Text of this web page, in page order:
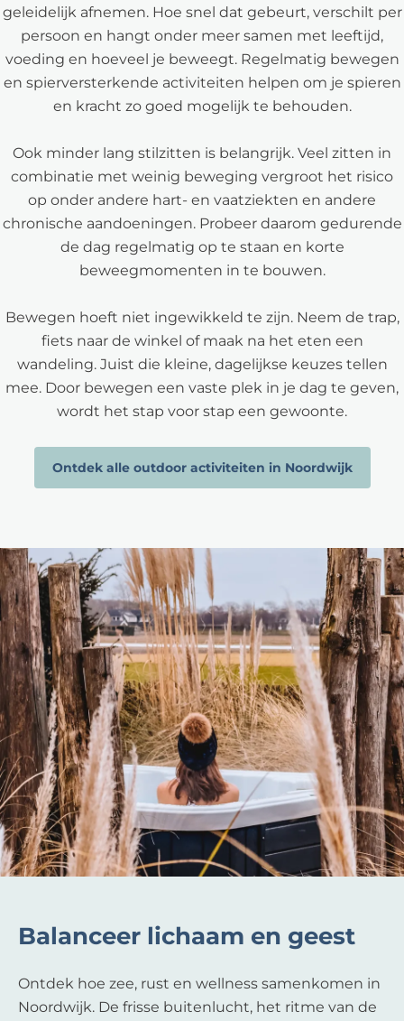
geleidelijk afnemen. Hoe snel dat gebeurt, verschilt per
persoon en hangt onder meer samen met leeftijd,
voeding en hoeveel je beweegt. Regelmatig bewegen
en spierversterkende activiteiten helpen om je spieren
en kracht zo goed mogelijk te behouden.
Ook minder lang stilzitten is belangrijk. Veel zitten in
combinatie met weinig beweging vergroot het risico
op onder andere hart- en vaatziekten en andere
chronische aandoeningen. Probeer daarom gedurende
de dag regelmatig op te staan en korte
beweegmomenten in te bouwen.
Bewegen hoeft niet ingewikkeld te zijn. Neem de trap,
fiets naar de winkel of maak na het eten een
wandeling. Juist die kleine, dagelijkse keuzes tellen
mee. Door bewegen een vaste plek in je dag te geven,
wordt het stap voor stap een gewoonte.
Ontdek alle outdoor activiteiten in Noordwijk
Balanceer lichaam en geest
Ontdek hoe zee, rust en wellness samenkomen in
Noordwijk. De frisse buitenlucht, het ritme van de